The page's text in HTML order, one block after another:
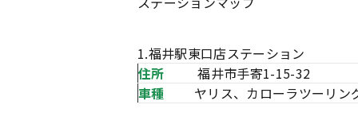
1.福井駅東口店ステーション
住所
福井市手寄1-15-32
車種
ヤリス、カローラツーリン